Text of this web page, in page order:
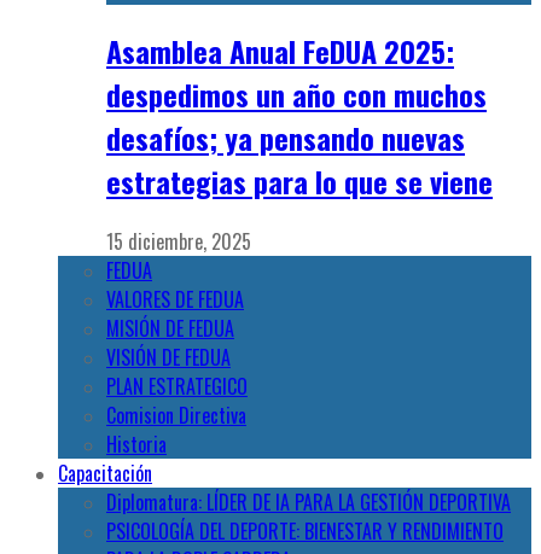
Asamblea Anual FeDUA 2025:
despedimos un año con muchos
desafíos; ya pensando nuevas
estrategias para lo que se viene
15 diciembre, 2025
FEDUA
VALORES DE FEDUA
MISIÓN DE FEDUA
VISIÓN DE FEDUA
PLAN ESTRATEGICO
Comision Directiva
Historia
Capacitación
Diplomatura: LÍDER DE IA PARA LA GESTIÓN DEPORTIVA
PSICOLOGÍA DEL DEPORTE: BIENESTAR Y RENDIMIENTO